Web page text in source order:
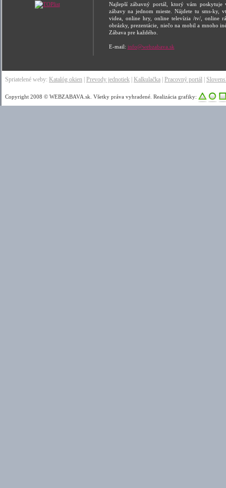
Najlepší zábavný portál, ktorý vám poskytuje
zábavy na jednom mieste. Nájdete tu sms-ky,
videa, online hry, online televízia /tv/, online
obrázky, prezentácie, niečo na mobil a mnoho
Zábava pre každého.
E-mail: info@webzabava.sk
Spriatelené weby: Katalóg okien Prevody jednotiek Kalkulačka Pracovný portál
Copyright 2008 © WEBZABAVA.sk. Všetky práva vyhradené. Realizácia grafiky: